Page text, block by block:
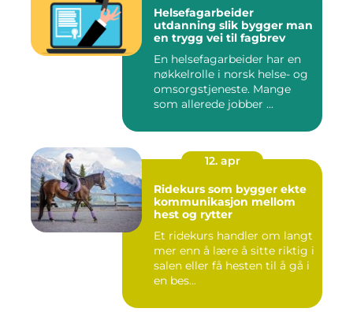
Helsefagarbeider
utdanning slik bygger man
en trygg vei til fagbrev
En helsefagarbeider har en
nøkkelrolle i norsk helse- og
omsorgstjeneste. Mange
som allerede jobber ...
12. apr
Ridekurs som bygger ekte
kommunikasjon mellom
hest og rytter
Et ridekurs handler om langt
mer enn å lære å sitte riktig i
salen eller få hesten til å gå i
en bes...